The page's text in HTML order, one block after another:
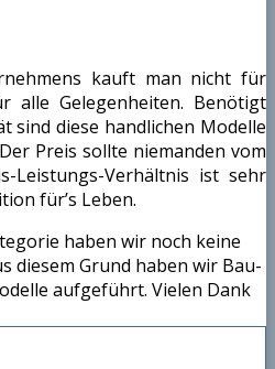
kauft man nicht für
alle Gelegenheiten. Benötigt
sind diese handlichen Modelle
Preis sollte niemanden vom
Leistungs-Verhältnis ist sehr
für’s Leben.
haben wir noch keine
diesem Grund haben wir Bau-
aufgeführt. Vielen Dank